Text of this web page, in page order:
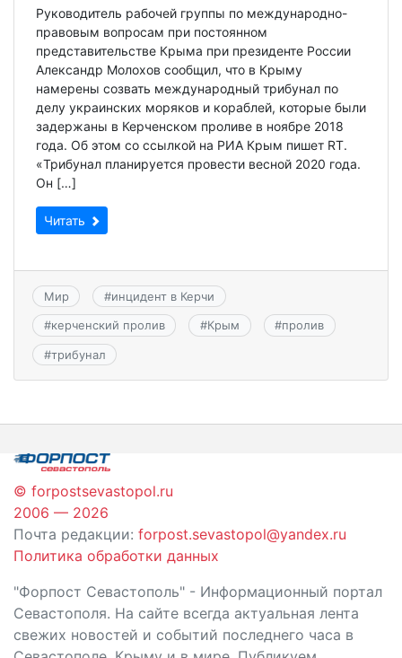
Руководитель рабочей группы по международно-
правовым вопросам при постоянном
представительстве Крыма при президенте России
Александр Молохов сообщил, что в Крыму
намерены созвать международный трибунал по
делу украинских моряков и кораблей, которые были
задержаны в Керченском проливе в ноябре 2018
года. Об этом со ссылкой на РИА Крым пишет RT.
«Трибунал планируется провести весной 2020 года.
Он […]
Читать
Мир #инцидент в Керчи
#керченский пролив #Крым #пролив
#трибунал
© forpostsevastopol.ru
2006 — 2026
Почта редакции: forpost.sevastopol@yandex.ru
Политика обработки данных
"Форпост Севастополь" - Информационный портал
Севастополя. На сайте всегда актуальная лента
свежих новостей и событий последнего часа в